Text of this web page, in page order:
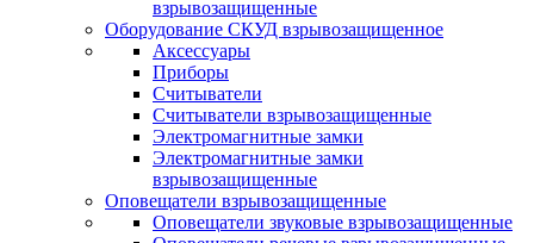
взрывозащищенные
Оборудование СКУД взрывозащищенное
Аксессуары
Приборы
Считыватели
Считыватели взрывозащищенные
Электромагнитные замки
Электромагнитные замки
взрывозащищенные
Оповещатели взрывозащищенные
Оповещатели звуковые взрывозащищенные